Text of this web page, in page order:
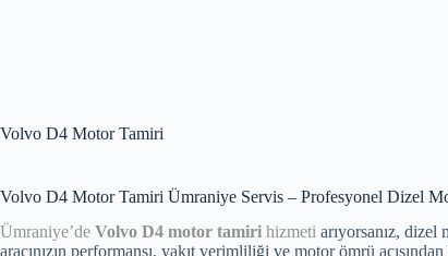
Volvo D4 Motor Tamiri
Volvo D4 Motor Tamiri Ümraniye Servis – Profesyonel Dizel
Ümraniye’de Volvo D4 motor tamiri hizmeti arıyorsanız,
aracınızın performansı, yakıt verimliliği ve motor ömrü